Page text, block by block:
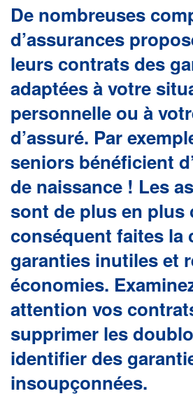
De nombreuses
d’assurances
leurs contrats des
adaptées à votre
personnelle ou à
d’assuré. Par
seniors bénéficient
de naissance ! Les
sont de plus en plus
conséquent faites la
garanties inutiles et
économies.
attention vos
supprimer les
identifier des
insoupçonnées.